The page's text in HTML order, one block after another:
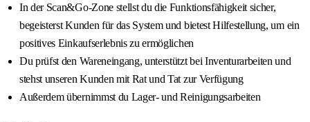
In der Scan&Go-Zone stellst du die Funktionsfähigkeit sicher,
begeisterst Kunden für das System und bietest Hilfestellung, um ein
positives Einkaufserlebnis zu ermöglichen
Du prüfst den Wareneingang, unterstützt bei Inventurarbeiten und
stehst unseren Kunden mit Rat und Tat zur Verfügung
Außerdem übernimmst du Lager- und Reinigungsarbeiten